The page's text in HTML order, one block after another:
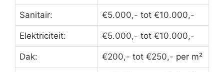
Sanitair: €5.000,- tot €10.000,-
Elektriciteit: €5.000,- tot €10.000,-
Dak: €200,- tot €250,- per m²